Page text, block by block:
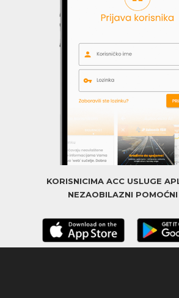
KORISNICIMA ACC USLUGE
NEZAOBILAZNI